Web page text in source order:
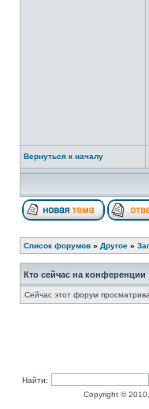
Вернуться к началу
Список форумов » Другое »
Кто сейчас на конференции
Сейчас этот форум
Найти:
Copyright © 2010,